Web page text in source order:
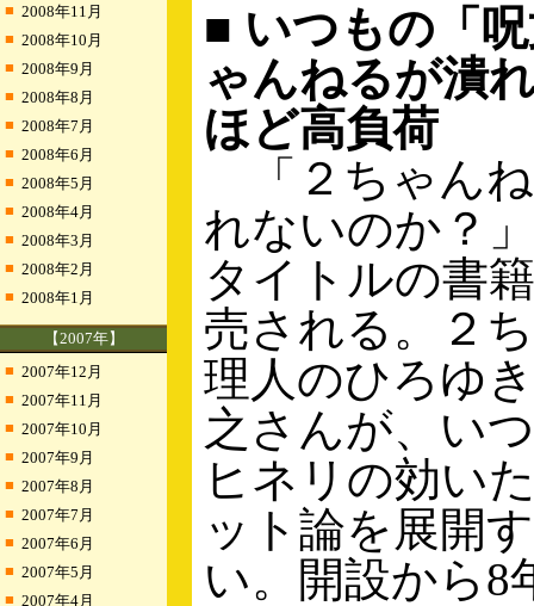
■ 2008年11月
■ 2008年10月
■ 2008年9月
■ 2008年8月
■ 2008年7月
■ 2008年6月
■ 2008年5月
■ 2008年4月
■ 2008年3月
■ 2008年2月
■ 2008年1月
【2007年】
■ 2007年12月
■ 2007年11月
■ 2007年10月
■ 2007年9月
■ 2007年8月
■ 2007年7月
■ 2007年6月
■ 2007年5月
■ 2007年4月
■ いつもの「
ゃんねるが潰
ほど高負荷
「２ちゃん
れないのか？
タイトルの書
売される。２
理人のひろゆ
之さんが、い
ヒネリの効い
ット論を展開
い。開設から8